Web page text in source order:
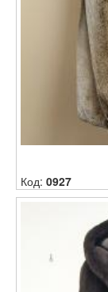
Код: 0927